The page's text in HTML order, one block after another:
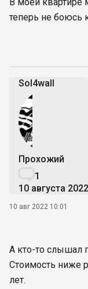
В моей квартире
теперь не боюсь
Sol4wall
Прохожий
1
10 августа 2022
10 авг 2022 10:01
А кто-то слышал
Стоимость ниже
лет.